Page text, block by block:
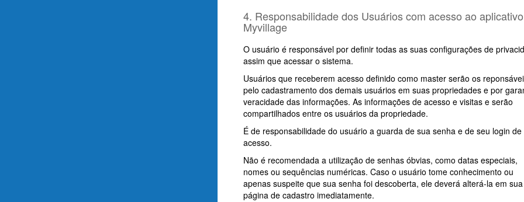
4. Responsabilidade dos Usuários com acesso ao aplicativo
Myvillage
O usuário é responsável por definir todas as suas configurações de
assim que acessar o sistema.
Usuários que receberem acesso definido como master serão os
pelo cadastramento dos demais usuários em suas propriedades e por
veracidade das informações. As informações de acesso e visitas e serão
compartilhados entre os usuários da propriedade.
É de responsabilidade do usuário a guarda de sua senha e de seu login de
acesso.
Não é recomendada a utilização de senhas óbvias, como datas especiais,
nomes ou sequências numéricas. Caso o usuário tome conhecimento ou
apenas suspeite que sua senha foi descoberta, ele deverá alterá-la em sua
página de cadastro imediatamente.